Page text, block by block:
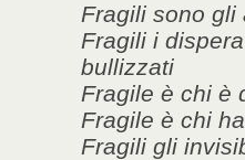
Fragili sono gli
Fragili i
bullizzati
Fragile è chi è
Fragile è chi
Fragili gli